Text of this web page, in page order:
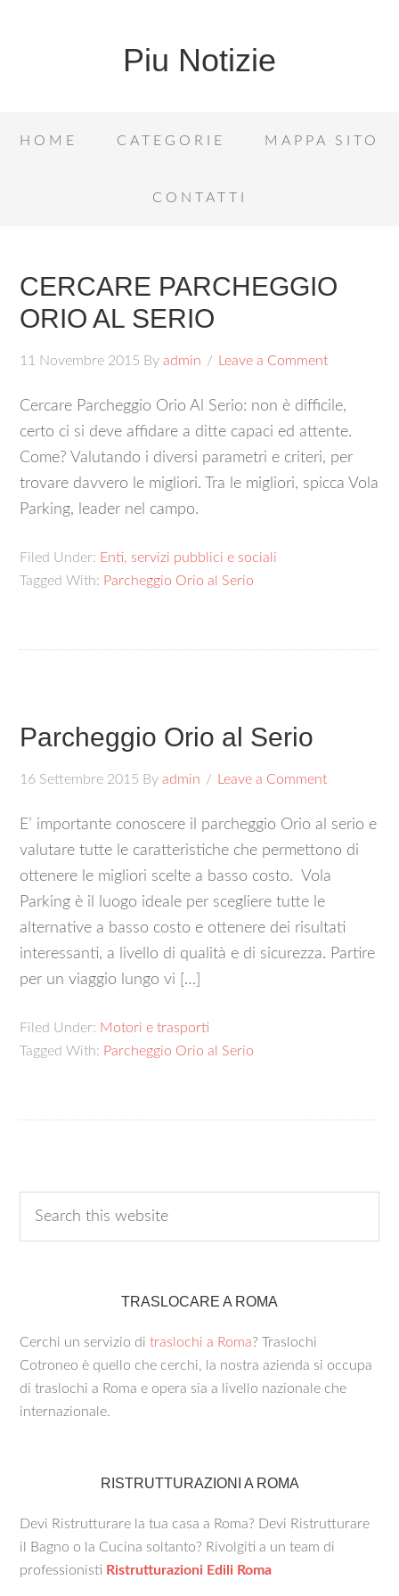
Piu Notizie
HOME CATEGORIE MAPPA SITO
CONTATTI
CERCARE PARCHEGGIO
ORIO AL SERIO
11 Novembre 2015 Byadmin Leave a Comment
Cercare Parcheggio Orio Al Serio: non è difficile,
certo ci si deve affidare a ditte capaci ed attente.
Come? Valutando i diversi parametri e criteri, per
trovare davvero le migliori. Tra le migliori, spicca Vola
Parking, leader nel campo.
Filed Under: Enti, servizi pubblici e sociali
Tagged With: Parcheggio Orio al Serio
Parcheggio Orio al Serio
16 Settembre 2015 Byadmin Leave a Comment
E’ importante conoscere il parcheggio Orio al serio e
valutare tutte le caratteristiche che permettono di
ottenere le migliori scelte a basso costo. Vola
Parking è il luogo ideale per scegliere tutte le
alternative a basso costo e ottenere dei risultati
interessanti, a livello di qualità e di sicurezza. Partire
per un viaggio lungo vi […]
Filed Under: Motori e trasporti
Tagged With: Parcheggio Orio al Serio
TRASLOCARE A ROMA
Cerchi un servizio ditraslochi a Roma? Traslochi
Cotroneo è quello che cerchi, la nostra azienda si occupa
di traslochi a Roma e opera sia a livello nazionale che
internazionale.
RISTRUTTURAZIONI A ROMA
Devi Ristrutturare la tua casa a Roma? Devi Ristrutturare
il Bagno o la Cucina soltanto? Rivolgiti a un team di
professionisti Ristrutturazioni Edili Roma